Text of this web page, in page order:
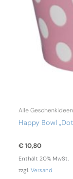
Alle Geschenkideen
Happy Bowl
€10,80
Enthält 20% MwSt.
zzgl.Versand